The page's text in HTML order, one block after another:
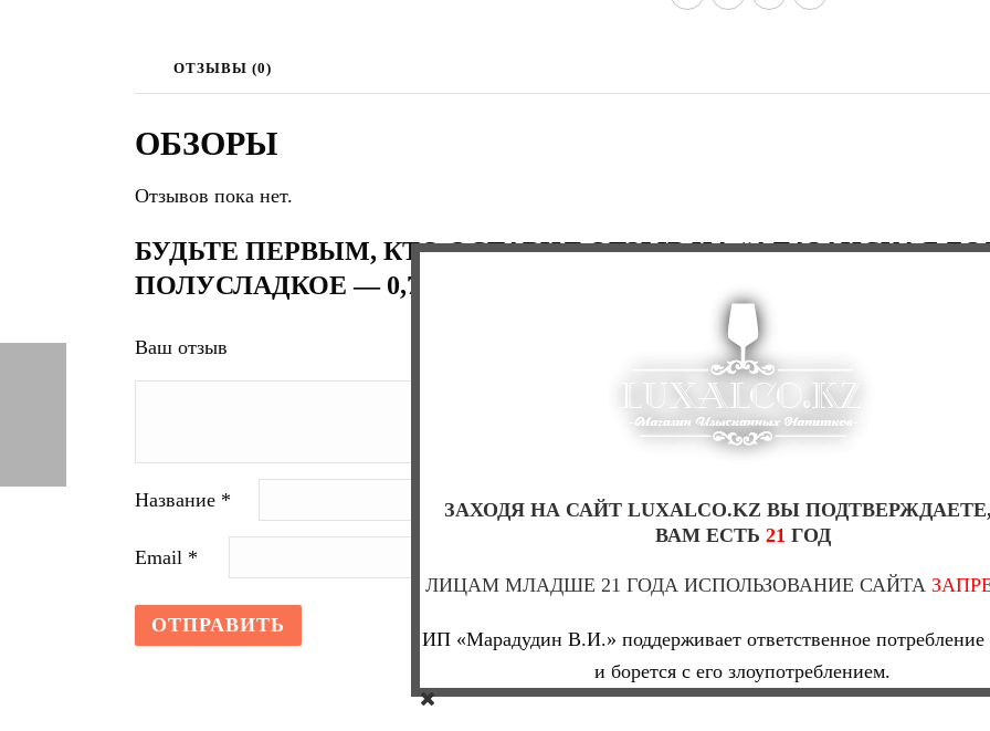
ОТЗЫВЫ (0)
ОБЗОРЫ
Отзывов пока нет.
БУДЬТЕ ПЕРВЫМ, КТО ОСТАВИЛ ОТЗЫВ НА “АЛАЗАНСКАЯ
ПОЛУСЛАДКОЕ — 0,7 (Л)”
Ваш отзыв
Название *
Email *
ЗАХОДЯ НА САЙТ LUXALCO.KZ ВЫ
ВАМ ЕСТЬ 21 ГОД
ЛИЦАМ МЛАДШЕ 21 ГОДА ИСПОЛЬЗОВАНИЕ САЙТА
ИП «Марадудин В.И.» поддерживает ответственное потребление
и борется с его злоупотреблением.